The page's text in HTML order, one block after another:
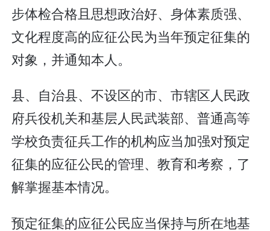
步体检合格且思想政治好、身体素质强、
文化程度高的应征公民为当年预定征集的
对象，并通知本人。
县、自治县、不设区的市、市辖区人民政
府兵役机关和基层人民武装部、普通高等
学校负责征兵工作的机构应当加强对预定
征集的应征公民的管理、教育和考察，了
解掌握基本情况。
预定征集的应征公民应当保持与所在地基